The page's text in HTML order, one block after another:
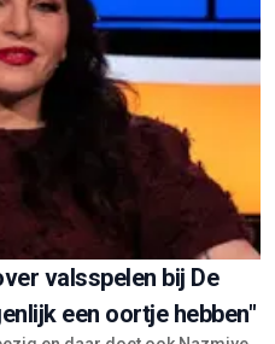
valsspelen bij De
een oortje hebben"